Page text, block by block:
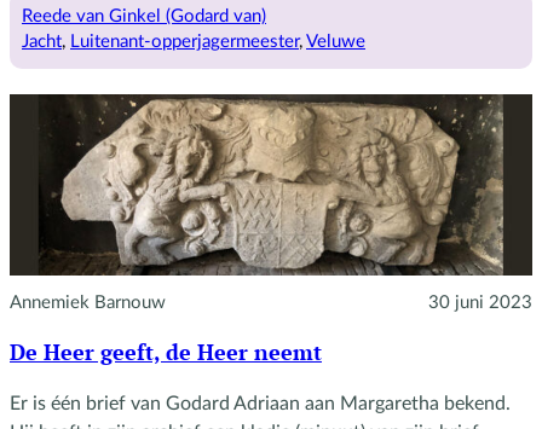
van
Ginkel,
Reede van Ginkel (Godard van)
Jacht, Luitenant-opperjagermeester, Veluwe
Annemiek Barnouw 30 juni 2023
De Heer geeft, de Heer neemt
Er is één brief van Godard Adriaan aan Margaretha bekend.